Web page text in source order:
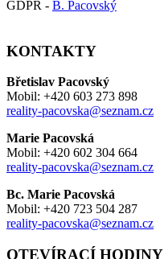
GDPR - B. Pacovský
KONTAKTY
Břetislav Pacovský
Mobil: +420 603 273 898
reality-pacovska@seznam.cz
Marie Pacovská
Mobil: +420 602 304 664
reality-pacovska@seznam.cz
Bc. Marie Pacovská
Mobil: +420 723 504 287
reality-pacovska@seznam.cz
OTEVÍRACÍ HODINY